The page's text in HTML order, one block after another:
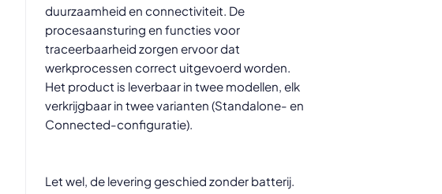
duurzaamheid en connectiviteit. De
procesaansturing en functies voor
traceerbaarheid zorgen ervoor dat
werkprocessen correct uitgevoerd worden.
Het product is leverbaar in twee modellen, elk
verkrijgbaar in twee varianten (Standalone- en
Connected-configuratie).
Let wel, de levering geschied zonder batterij.